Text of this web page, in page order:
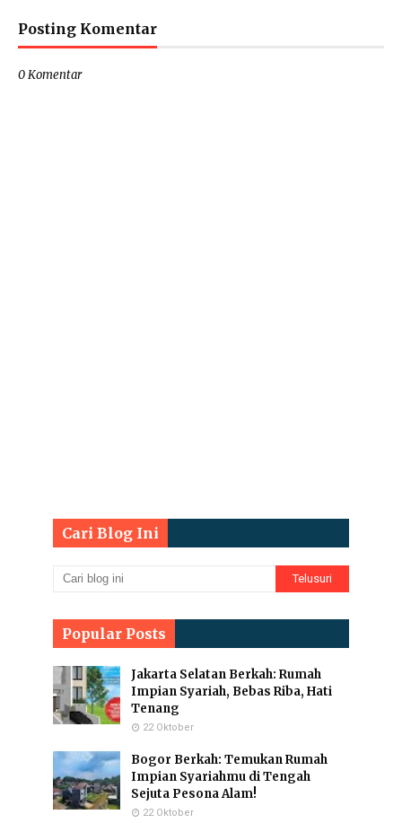
Posting Komentar
0 Komentar
Cari Blog Ini
Popular Posts
Jakarta Selatan Berkah: Rumah
Impian Syariah, Bebas Riba, Hati
Tenang
22 Oktober
Bogor Berkah: Temukan Rumah
Impian Syariahmu di Tengah
Sejuta Pesona Alam!
22 Oktober